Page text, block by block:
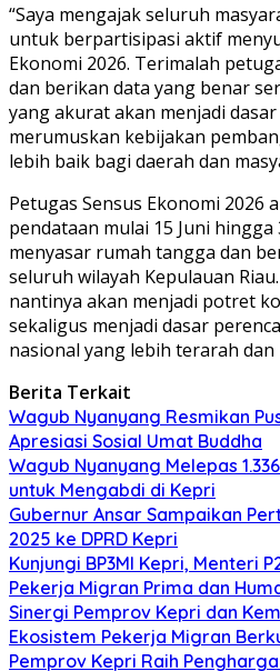
“Saya mengajak seluruh
untuk berpartisipasi aktif
Ekonomi 2026. Terimalah
dan berikan data yang benar
yang akurat akan menjadi
merumuskan kebijakan
lebih baik bagi daerah dan
Petugas Sensus Ekonomi 2026
pendataan mulai 15 Juni
menyasar rumah tangga dan
seluruh wilayah Kepulauan
nantinya akan menjadi potret
sekaligus menjadi dasar
nasional yang lebih terarah
Berita Terkait
Wagub Nyanyang Resmikan
Apresiasi Sosial Umat Buddha
Wagub Nyanyang Melepas
untuk Mengabdi di Kepri
Gubernur Ansar Sampaikan
2025 ke DPRD Kepri
Kunjungi BP3MI Kepri, Menteri
Pekerja Migran Prima dan
Sinergi Pemprov Kepri dan
Ekosistem Pekerja Migran
Pemprov Kepri Raih